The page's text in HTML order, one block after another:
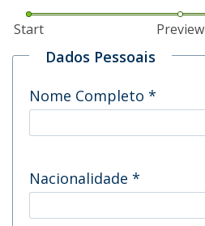
Start Preview
Dados Pessoais
Nome Completo *
Nacionalidade *